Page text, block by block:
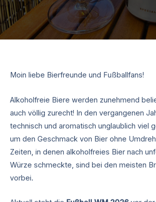
Moin liebe Bierfreunde und Fußballfans!
Alkoholfreie Biere werden zunehmend
auch völlig zurecht! In den vergangenen
technisch und aromatisch unglaublich viel
um den Geschmack von Bier ohne
Zeiten, in denen alkoholfreies Bier nach
Würze schmeckte, sind bei den meisten
vorbei.